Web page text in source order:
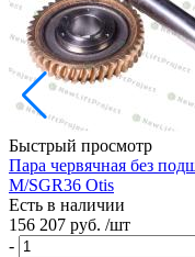
Быстрый просмотр
Пара червячная без
M/SGR36 Otis
Есть в наличии
156 207 руб. /шт
-